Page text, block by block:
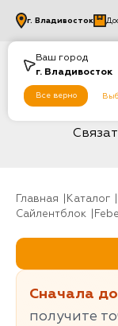
Ваш город
г. Владивосток
Все верно
г. Владивосток
Главная Каталог
Сайлентблок
Сначала
получите